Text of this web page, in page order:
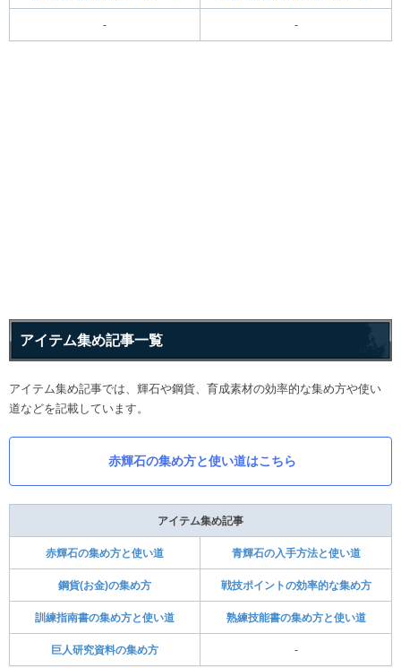
- -
アイテム集め記事一覧
アイテム集め記事では、輝石や鋼貨、育成素材の効率的な集め方や使い
道などを記載しています。
赤輝石の集め方と使い道はこちら
アイテム集め記事
赤輝石の集め方と使い道 青輝石の入手方法と使い道
鋼貨(お金)の集め方 戦技ポイントの効率的な集め方
訓練指南書の集め方と使い道 熟練技能書の集め方と使い道
巨人研究資料の集め方 -